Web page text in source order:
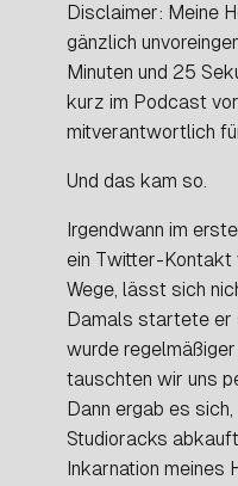
Disclaimer: Meine
gänzlich
Minuten und 25
kurz im Podcast
mitverantwortlich
Und das kam so.
Irgendwann im
ein Twitter-Kontakt
Wege, lässt sich
Damals startete er
wurde regelmäßiger
tauschten wir uns
Dann ergab es
Studioracks
Inkarnation meines